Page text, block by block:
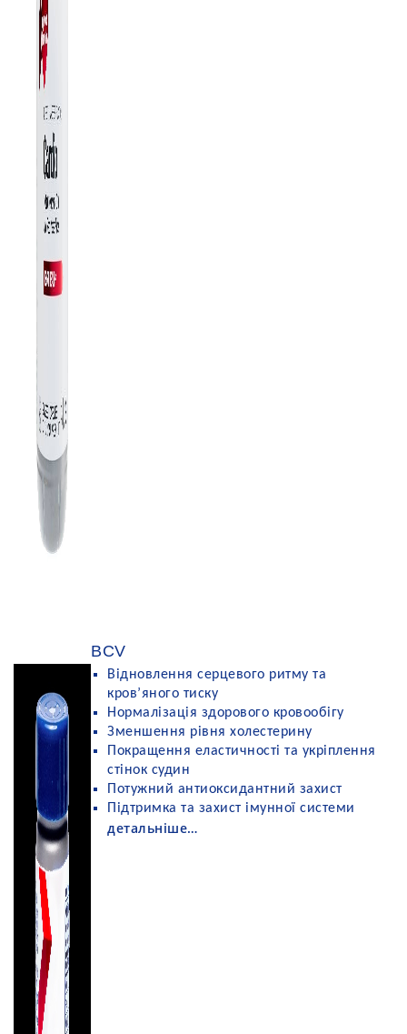
BCV
Відновлення серцевого ритму та
кров’яного тиску
Нормалізація здорового кровообігу
Зменшення рівня холестерину
Покращення еластичності та укріплення
стінок судин
Потужний антиоксидантний захист
Підтримка та захист імунної системи
детальніше…